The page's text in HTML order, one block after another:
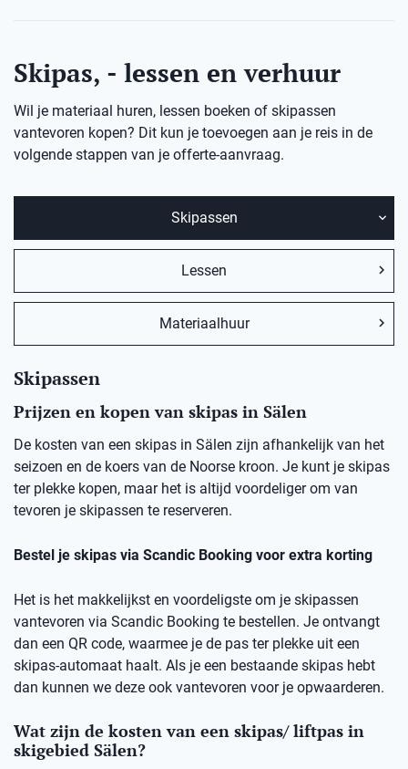
Skipas, - lessen en verhuur
Wil je materiaal huren, lessen boeken of skipassen
vantevoren kopen? Dit kun je toevoegen aan je reis in de
volgende stappen van je offerte-aanvraag.
Skipassen
Lessen
Materiaalhuur
Skipassen
Prijzen en kopen van skipas in Sälen
De kosten van een skipas in Sälen zijn afhankelijk van het
seizoen en de koers van de Noorse kroon. Je kunt je skipas
ter plekke kopen, maar het is altijd voordeliger om van
tevoren je skipassen te reserveren.
Bestel je skipas via Scandic Booking voor extra korting
Het is het makkelijkst en voordeligste om je skipassen
vantevoren via Scandic Booking te bestellen. Je ontvangt
dan een QR code, waarmee je de pas ter plekke uit een
skipas-automaat haalt. Als je een bestaande skipas hebt
dan kunnen we deze ook vantevoren voor je opwaarderen.
Wat zijn de kosten van een skipas/ liftpas in
skigebied Sälen?